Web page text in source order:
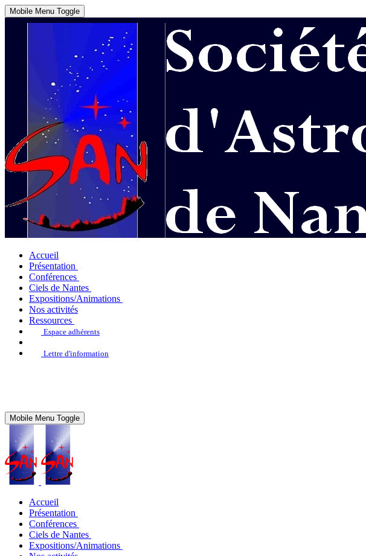
Mobile Menu Toggle
Accueil
Présentation
Conférences
Ciels de Nantes
Expositions/Animations
Nos activités
Ressources
Espace adhérents
Lettre d'information
Mobile Menu Toggle
Accueil
Présentation
Conférences
Ciels de Nantes
Expositions/Animations